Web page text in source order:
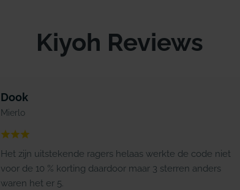
Kiyoh Reviews
Dook
Mierlo
Het zijn uitstekende ragers helaas werkte de code niet
voor de 10 % korting daardoor maar 3 sterren anders
waren het er 5.